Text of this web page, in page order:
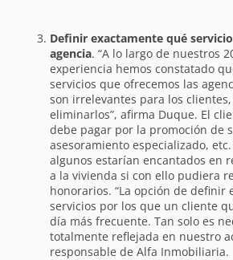
Definir exactamente qué
agencia. “A lo largo de nuestros
experiencia hemos constatado
servicios que ofrecemos las
son irrelevantes para los
eliminarlos”, afirma Duque. El
debe pagar por la promoción de
asesoramiento especializado,
algunos estarían encantados en
a la vivienda si con ello pudiera
honorarios. “La opción de definir
servicios por los que un cliente
día más frecuente. Tan solo es
totalmente reflejada en nuestro
responsable de Alfa Inmobiliaria.